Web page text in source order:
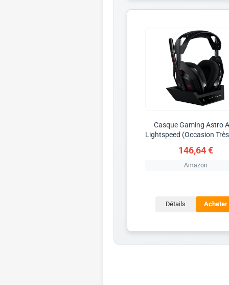
Casque Gaming Astro
Lightspeed (Occasion
146,64 €
Amazon
Détails Acheter